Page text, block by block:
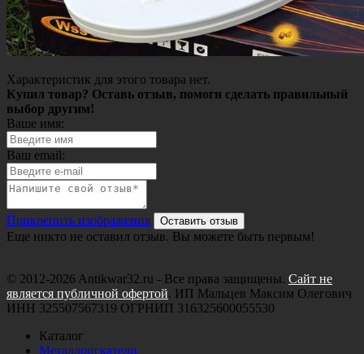
Характеристик для этого товара нет.
Купил товар? Оставь отзыв, помоги сделать правильный
выбор другим!
Ваше имя:
Ваш email:
Прикрепить изображения Оставить отзыв
Еще никто не оставил отзыв. Вы можете быть первым!
© 2012-2026 Antikwar32.ru - Все права защищены. Сайт не
является публичной офертой. ИП Мальцев Максим Олегович
ИНН 325507567319 ОГРНИП 316325600055530
Каталог
Металлоискатели